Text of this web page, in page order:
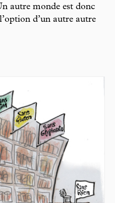
autre monde est donc
d’un autre autre